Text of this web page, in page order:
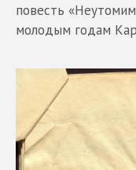
повесть
молодым годам